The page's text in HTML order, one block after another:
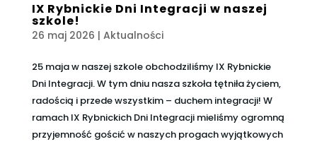
IX Rybnickie Dni Integracji w naszej
szkole!
26 maj 2026 | Aktualności
25 maja w naszej szkole obchodziliśmy IX Rybnickie
Dni Integracji. W tym dniu nasza szkoła tętniła życiem,
radością i przede wszystkim – duchem integracji! W
ramach IX Rybnickich Dni Integracji mieliśmy ogromną
przyjemność gościć w naszych progach wyjątkowych